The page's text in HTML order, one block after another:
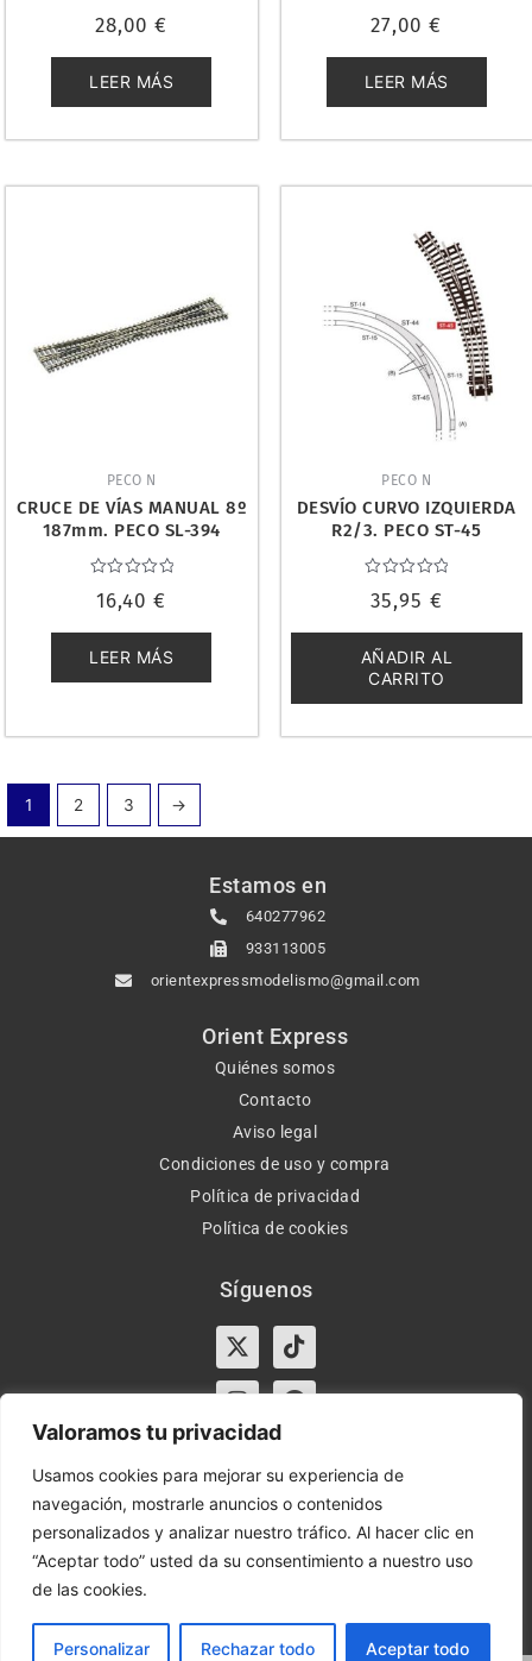
Valoramos tu privacidad
Usamos cookies para mejorar su experiencia de
navegación, mostrarle anuncios o contenidos
personalizados y analizar nuestro tráfico. Al hacer clic en
“Aceptar todo” usted da su consentimiento a nuestro uso
de las cookies.
Personalizar Rechazar todo Aceptar todo
con
de
5
28,00€
LEER MÁS
con
de
5
27,00€
LEER MÁS
PECO N
CRUCE DE VÍAS MANUAL 8º
187mm. PECO SL-394
con
de
5
16,40€
LEER MÁS
PECO N
DESVÍO CURVO IZQUIERDA
R2/3. PECO ST-45
con
de
5
35,95 €
AÑADIR AL
CARRITO
1 2 3 →
Estamos en
640277962
933113005
orientexpressmodelismo@gmail.com
Orient Express
Quiénes somos
Contacto
Aviso legal
Condiciones de uso y compra
Política de privacidad
Política de cookies
Síguenos
X-
twitter
Tiktok
InstagramFacebook
Horario:
Lun-Vie de 10:00-13:30 y 17:00-20:00 – Sáb de
10:00-13:30
Orient Express | Copyright 2021 © Todos los derechos
reservados.